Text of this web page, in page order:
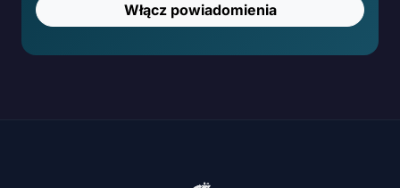
Włącz powiadomienia